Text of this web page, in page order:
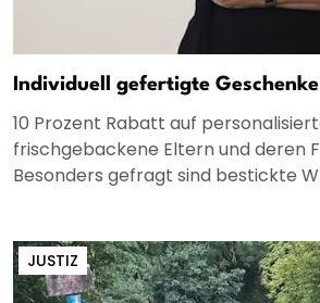
Individuell gefertigte
10 Prozent Rabatt auf
frischgebackene Eltern und deren
Besonders gefragt sind bestickte
JUSTIZ